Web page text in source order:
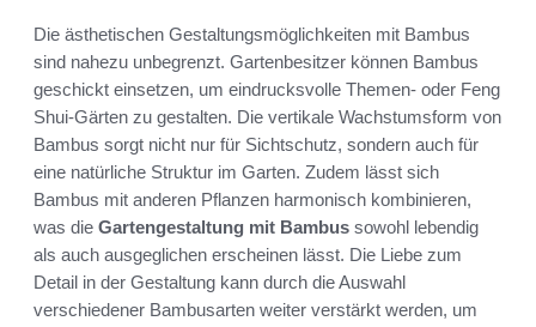
Die ästhetischen Gestaltungsmöglichkeiten mit Bambus
sind nahezu unbegrenzt. Gartenbesitzer können Bambus
geschickt einsetzen, um eindrucksvolle Themen- oder Feng
Shui-Gärten zu gestalten. Die vertikale Wachstumsform von
Bambus sorgt nicht nur für Sichtschutz, sondern auch für
eine natürliche Struktur im Garten. Zudem lässt sich
Bambus mit anderen Pflanzen harmonisch kombinieren,
was die Gartengestaltung mit Bambus sowohl lebendig
als auch ausgeglichen erscheinen lässt. Die Liebe zum
Detail in der Gestaltung kann durch die Auswahl
verschiedener Bambusarten weiter verstärkt werden, um